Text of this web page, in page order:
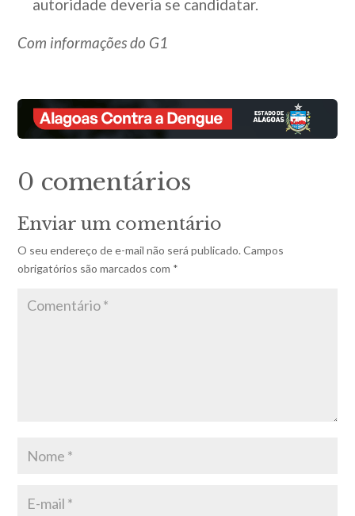
autoridade deveria se candidatar.
Com informações do G1
0 comentários
Enviar um comentário
O seu endereço de e-mail não será publicado. Campos
obrigatórios são marcados com *